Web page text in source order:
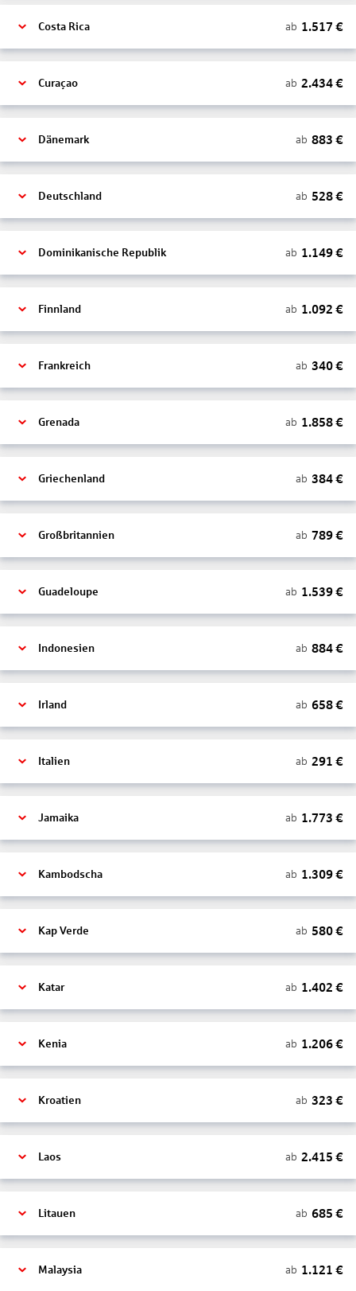
Costa Rica ab 1.517 €
Curaçao ab 2.434€
Dänemark ab 883 €
Deutschland ab 528€
Dominikanische Republik ab 1.149€
Finnland ab 1.092 €
Frankreich ab 340€
Grenada ab 1.858€
Griechenland ab 384€
Großbritannien ab 789€
Guadeloupe ab 1.539€
Indonesien ab 884€
Irland ab 658€
Italien ab 291 €
Jamaika ab 1.773 €
Kambodscha ab 1.309€
Kap Verde ab 580€
Katar ab 1.402 €
Kenia ab 1.206€
Kroatien ab 323 €
Laos ab 2.415 €
Litauen ab 685 €
Malaysia ab 1.121 €